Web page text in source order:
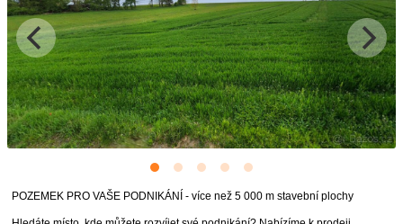
POZEMEK PRO VAŠE PODNIKÁNÍ - více než 5 000 m stavební plochy